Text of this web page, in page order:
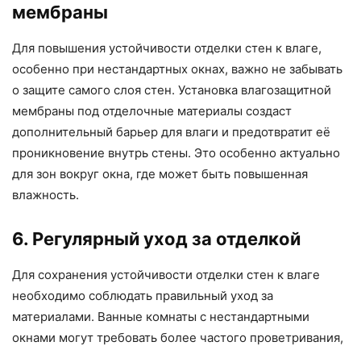
мембраны
Для повышения устойчивости отделки стен к влаге,
особенно при нестандартных окнах, важно не забывать
о защите самого слоя стен. Установка влагозащитной
мембраны под отделочные материалы создаст
дополнительный барьер для влаги и предотвратит её
проникновение внутрь стены. Это особенно актуально
для зон вокруг окна, где может быть повышенная
влажность.
6. Регулярный уход за отделкой
Для сохранения устойчивости отделки стен к влаге
необходимо соблюдать правильный уход за
материалами. Ванные комнаты с нестандартными
окнами могут требовать более частого проветривания,